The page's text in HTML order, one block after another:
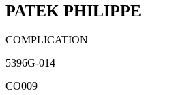
PATEK PHILIPPE
COMPLICATION
5396G-014
CO009